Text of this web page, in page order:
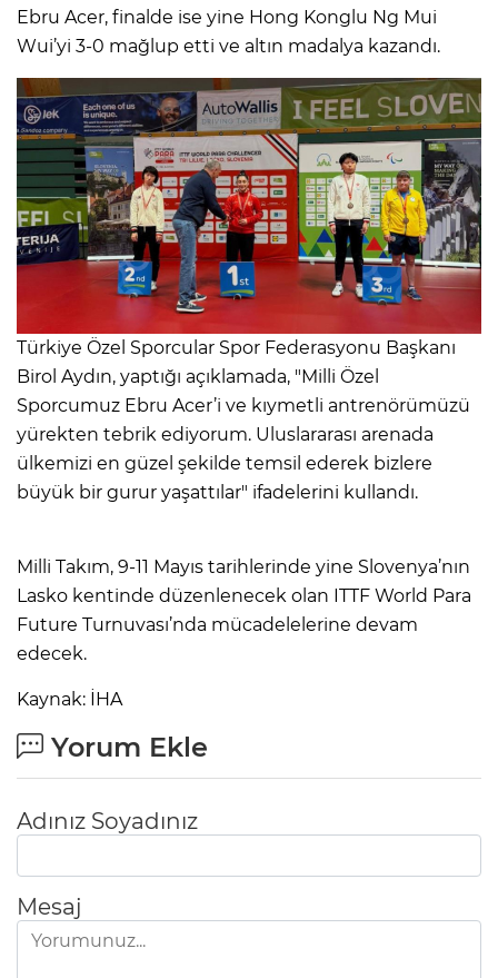
Ebru Acer, finalde ise yine Hong Konglu Ng Mui
Wui’yi 3-0 mağlup etti ve altın madalya kazandı.
Türkiye Özel Sporcular Spor Federasyonu Başkanı
Birol Aydın, yaptığı açıklamada, "Milli Özel
Sporcumuz Ebru Acer’i ve kıymetli antrenörümüzü
yürekten tebrik ediyorum. Uluslararası arenada
ülkemizi en güzel şekilde temsil ederek bizlere
büyük bir gurur yaşattılar" ifadelerini kullandı.
Milli Takım, 9-11 Mayıs tarihlerinde yine Slovenya’nın
Lasko kentinde düzenlenecek olan ITTF World Para
Future Turnuvası’nda mücadelelerine devam
edecek.
Kaynak: İHA
Yorum Ekle
Adınız Soyadınız
Mesaj